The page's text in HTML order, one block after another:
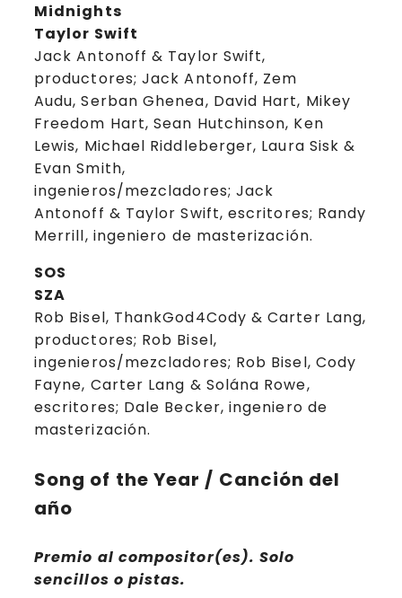
Midnights
Taylor Swift
Jack Antonoff & Taylor Swift,
productores; Jack Antonoff, Zem
Audu, Serban Ghenea, David Hart, Mikey
Freedom Hart, Sean Hutchinson, Ken
Lewis, Michael Riddleberger, Laura Sisk &
Evan Smith,
ingenieros/mezcladores; Jack
Antonoff & Taylor Swift, escritores; Randy
Merrill, ingeniero de masterización.
SOS
SZA
Rob Bisel, ThankGod4Cody & Carter Lang,
productores; Rob Bisel,
ingenieros/mezcladores; Rob Bisel, Cody
Fayne, Carter Lang & Solána Rowe,
escritores; Dale Becker, ingeniero de
masterización.
Song of the Year / Canción del
año
Premio al compositor(es). Solo
sencillos o pistas.